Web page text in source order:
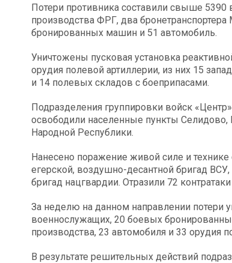
Потери противника составили свыше 5390
производства ФРГ, два
бронированных машин и 51 автомобиль.
Уничтожены пусковая установка
орудия полевой артиллерии, из них 15
и 14 полевых складов с боеприпасами.
Подразделения группировки войск
освободили населенные пункты
Народной Республики.
Нанесено поражение живой силе и
егерской, воздушно-десантной бригад
бригад нацгвардии. Отразили 72
За неделю на данном направлении потери
военнослужащих, 20 боевых
производства, 23 автомобиля и 33 орудия
В результате решительных действий